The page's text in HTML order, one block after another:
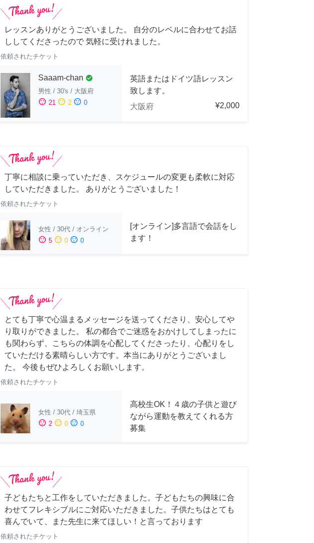
レッスンありがとうございました。 自分のレベルに合わせてお話
ししてくださったので 気軽に受けれました。
依頼されたチケット
Saaam-chan check_circle
男性 / 30's / 大阪府
sentiment_satisfied 21 sentiment_neutral 2 sentiment_dissatisfied 0
英語またはドイツ語レッスン
致します。
大阪府
¥2,000
丁寧に相談に乗っていただき、スケジュールの変更も柔軟に対応
していただきました。 ありがとうございました！
依頼されたチケット
女性 / 30代 / オンライン
sentiment_satisfied 5 sentiment_neutral 0 sentiment_dissatisfied 0
[オンライン]多言語で会話をし
ます！
とても丁寧で心温まるメッセージを送ってくださり、安心してや
り取りができました。 私の都合でご迷惑をおかけしてしまったに
も関わらず、こちらの体調を心配してくださったり、心配りをし
ていただける素晴らしい方です。本当にありがとうございまし
た。 今後もぜひよろしくお願いします。
依頼されたチケット
女性 / 30代 / 埼玉県
sentiment_satisfied 2 sentiment_neutral 0 sentiment_dissatisfied 0
高校生OK！４歳の子供と遊び
ながら運動を教えてくれる方
募集
子どもたちと工作をしていただきました。子どもたちの興味に合
わせてフレキシブルにご対応いただきました。子供たちはとても
喜んでいて、また先生に来てほしい！と言っております
依頼されたチケット